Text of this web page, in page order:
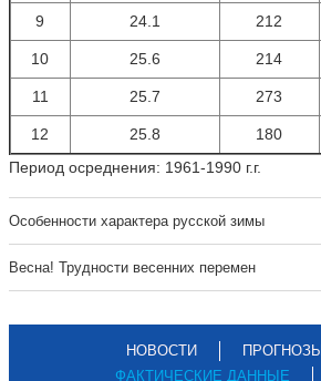
9 24.1 212
10 25.6 214
11 25.7 273
12 25.8 180
Период осреднения: 1961-1990 г.г.
Особенности характера русской зимы
Весна! Трудности весенних перемен
НОВОСТИ
ПРОГНОЗЫ
ФАКТИЧЕСКИЕ ДАННЫЕ